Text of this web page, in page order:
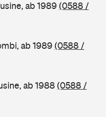
ab 1989 (0588 /
ab 1989 (0588 /
ab 1988(0588 /